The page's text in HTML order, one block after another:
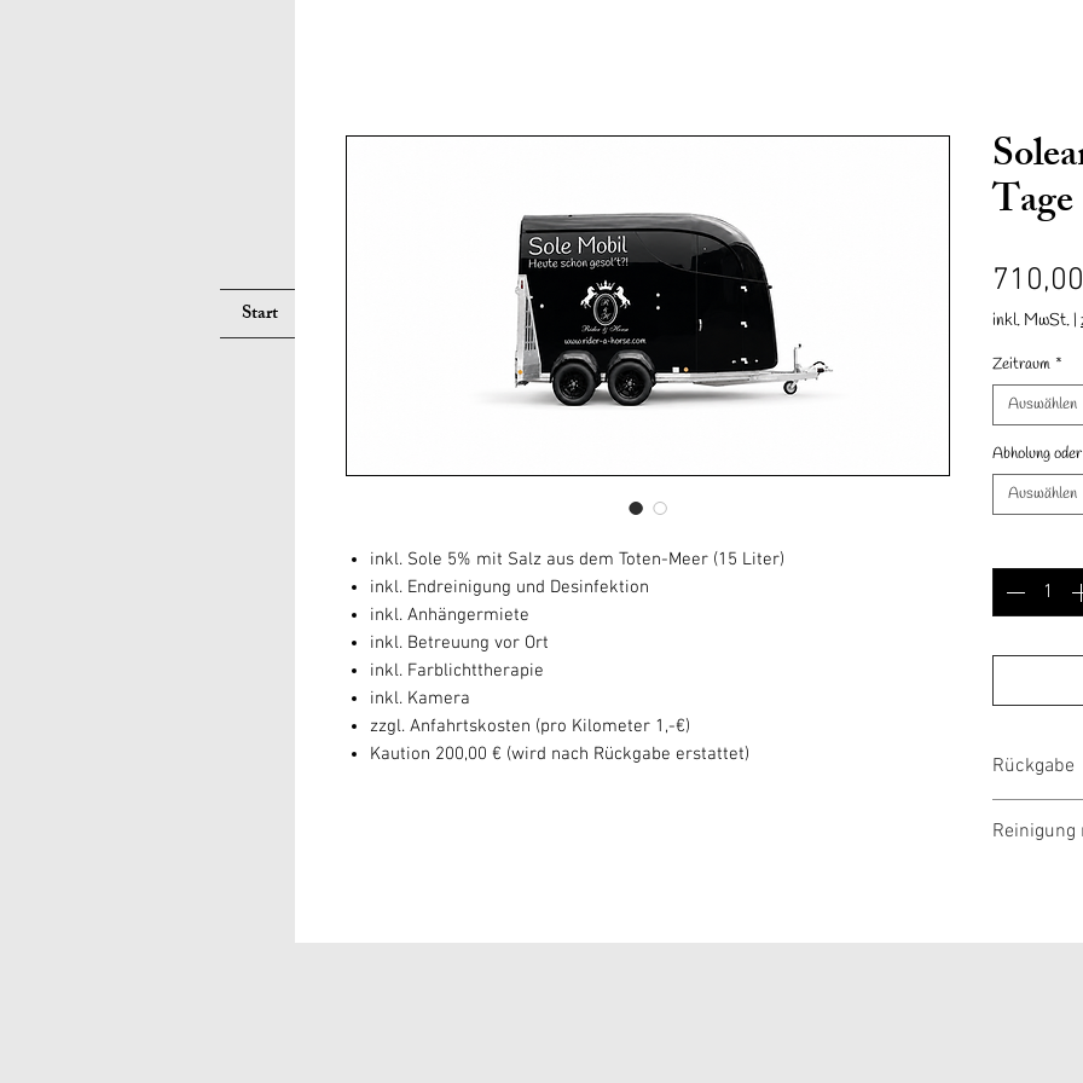
Start Hund Accessoires Geschenkkarte Reit & Fahrverein
inkl. Sole 5% mit Salz aus dem Toten-Meer (15 Liter)
inkl. Endreinigung und Desinfektion
inkl. Anhängermiete
inkl. Betreuung vor Ort
inkl. Farblichttherapie
inkl. Kamera
zzgl. Anfahrtskosten (pro Kilometer 1,-€)
Kaution 200,00 € (wird nach Rückgabe erstattet)
Tage
inkl. MwSt.|
Zeitraum *
Auswählen
Abholung
Auswählen
Rückgabe
Reinigung